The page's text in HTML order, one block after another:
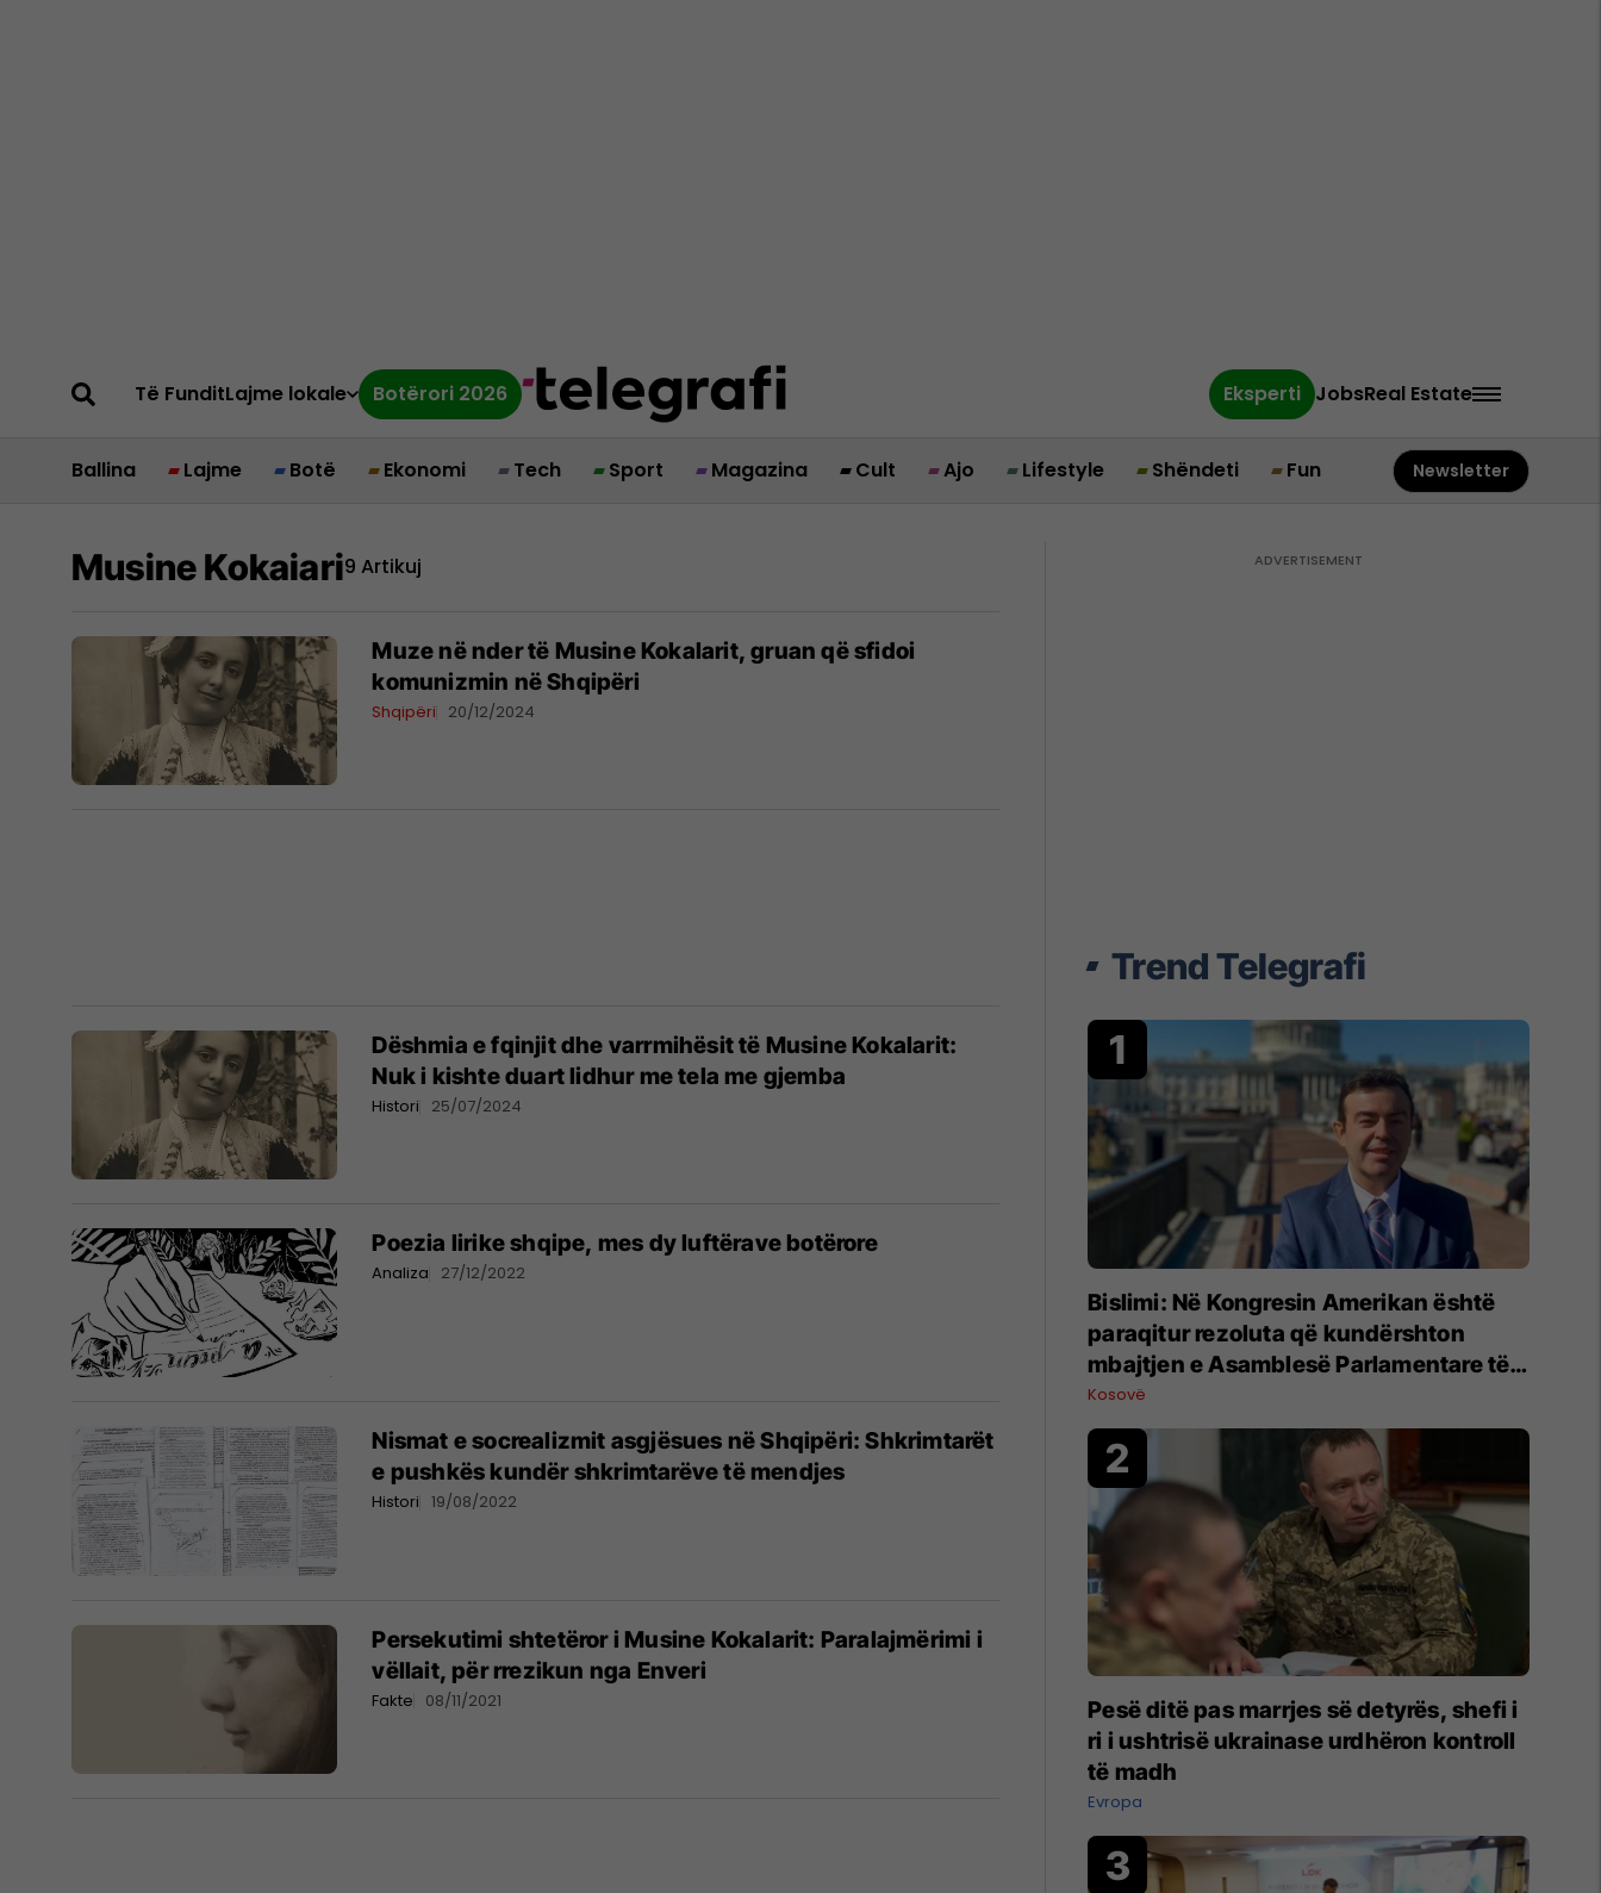
Të FunditLajme lokale Botërori 2026 Eksperti JobsReal Estate
Ballina Lajme Botë Ekonomi Tech Sport Magazina Cult Ajo Lifestyle Shëndeti Fun Newsletter
Musine Kokaiari9 Artikuj
Muze në nder të Musine Kokalarit, gruan që sfidoi
komunizmin në Shqipëri
Shqipëri 20/12/2024
Dëshmia e fqinjit dhe varrmihësit të Musine Kokalarit:
Nuk i kishte duart lidhur me tela me gjemba
Histori 25/07/2024
Poezia lirike shqipe, mes dy luftërave botërore
Analiza 27/12/2022
Nismat e socrealizmit asgjësues në Shqipëri: Shkrimtarët
e pushkës kundër shkrimtarëve të mendjes
Histori 19/08/2022
Persekutimi shtetëror i Musine Kokalarit: Paralajmërimi i
vëllait, për rrezikun nga Enveri
Fakte 08/11/2021
Trend Telegrafi
Bislimi: Në Kongresin Amerikan është
paraqitur rezoluta që kundërshton
mbajtjen e Asamblesë Parlamentare të
OSBE-së në Beograd
Kosovë
Pesë ditë pas marrjes së detyrës, shefi i
ri i ushtrisë ukrainase urdhëron kontroll
të madh
Evropa